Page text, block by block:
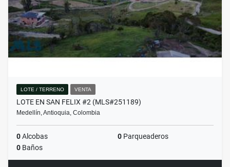
LOTE / TERRENO VENTA
LOTE EN SAN FELIX #2 (MLS#251189)
Medellín, Antioquia, Colombia
0Alcobas 0 Parqueaderos
0 Baños